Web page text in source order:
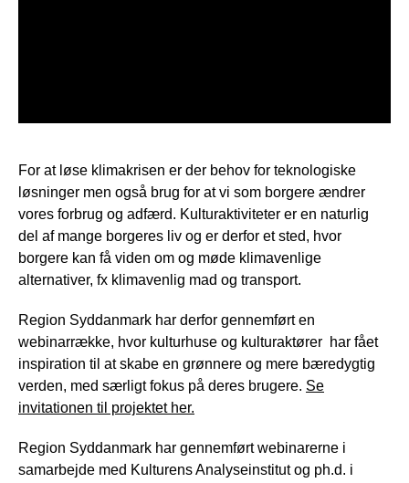
For at løse klimakrisen er der behov for teknologiske
løsninger men også brug for at vi som borgere ændrer
vores forbrug og adfærd. Kulturaktiviteter er en naturlig
del af mange borgeres liv og er derfor et sted, hvor
borgere kan få viden om og møde klimavenlige
alternativer, fx klimavenlig mad og transport.
Region Syddanmark har derfor gennemført en
webinarrække, hvor kulturhuse og kulturaktører har fået
inspiration til at skabe en grønnere og mere bæredygtig
verden, med særligt fokus på deres brugere. Se
invitationen til projektet her.
Region Syddanmark har gennemført webinarerne i
samarbejde med Kulturens Analyseinstitut og ph.d. i